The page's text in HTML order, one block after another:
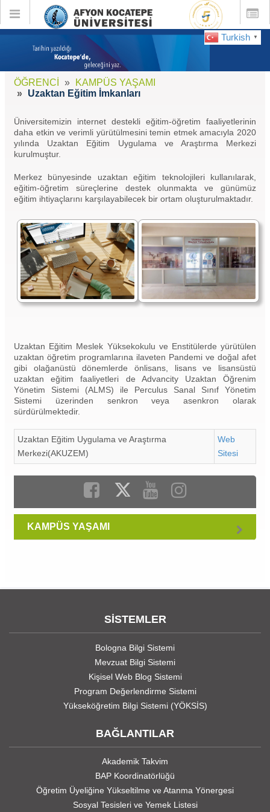
Toggle
global
Toggle
Turkish ▼
ÖĞRENCİ
KAMPÜS YAŞAMI
Uzaktan Eğitim İmkanları
Üniversitemizin internet destekli eğitim-öğretim faaliyetlerinin
daha etkin ve verimli yürütülmesini temin etmek amacıyla 2020
yılında Uzaktan Eğitim Uygulama ve Araştırma Merkezi
kurulmuştur.
Merkez bünyesinde uzaktan eğitim teknolojileri kullanılarak,
eğitim-öğretim süreçlerine destek olunmakta ve günümüz
eğitim ihtiyaçlarını karşılayabilecek bir ortam oluşturulmaktadır.
Uzaktan Eğitim Meslek Yüksekokulu ve Enstitülerde yürütülen
uzaktan öğretim programlarına ilaveten Pandemi ve doğal afet
gibi olağanüstü dönemlerde önlisans, lisans ve lisansüstü
uzaktan eğitim faaliyetleri de Advancity Uzaktan Öğrenim
Yönetim Sistemi (ALMS) ile Perculus Sanal Sınıf Yönetim
Sistemi üzerinden senkron veya asenkron olarak
sürdürülmektedir.
Uzaktan Eğitim Uygulama ve Araştırma
Merkezi(AKUZEM)
Web
Sitesi
KAMPÜS YAŞAMI
SİSTEMLER
Bologna Bilgi Sistemi
Mevzuat Bilgi Sistemi
Kişisel Web Blog Sistemi
Program Değerlendirme Sistemi
Yükseköğretim Bilgi Sistemi (YÖKSİS)
BAĞLANTILAR
Akademik Takvim
BAP Koordinatörlüğü
Öğretim Üyeliğine Yükseltilme ve Atanma Yönergesi
Sosyal Tesisleri ve Yemek Listesi